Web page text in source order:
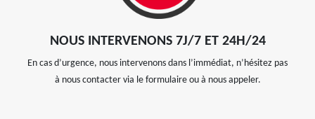
NOUS INTERVENONS 7J/7 ET 24H/24
En cas d’urgence, nous intervenons dans l’immédiat, n’hésitez pas
à nous contacter via le formulaire ou à nous appeler.